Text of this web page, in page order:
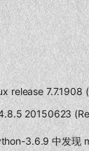
release 7.7.1908
20150623
3.6.9 中发现